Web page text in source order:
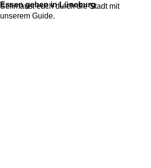
Essen gehen in Lüneburg
Schmaust euch durch die Stadt mit
unserem Guide.